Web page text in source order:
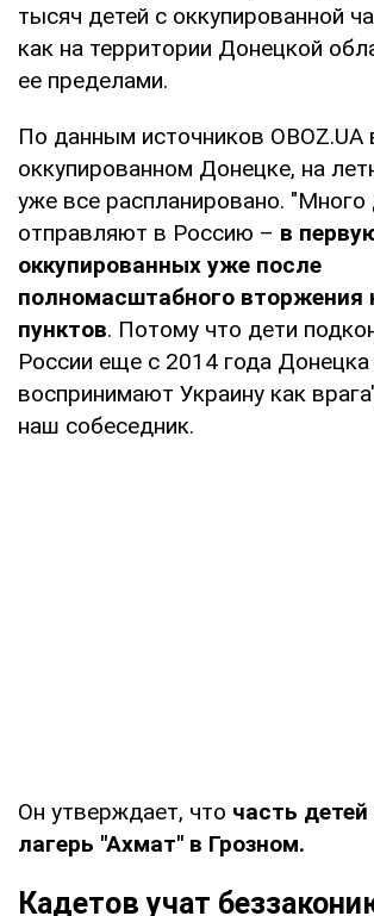
тысяч детей с оккупированной
как на территории Донецкой
ее пределами.
По данным источников OBOZ.UA
оккупированном Донецке, на
уже все распланировано. "Много
отправляют в Россию – в
оккупированных уже после
полномасштабного вторжения
пунктов. Потому что дети
России еще с 2014 года Донецка
воспринимают Украину как
наш собеседник.
Он утверждает, что часть
лагерь "Ахмат" в Грозном.
Кадетов учат